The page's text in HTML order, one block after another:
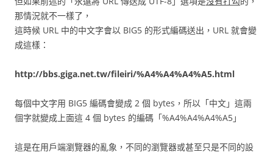
那情況就不一樣了，
這時候 URL 中的中文字會以 BIG5 的形式編碼送出，URL 就會變
成這樣：
http://bbs.giga.net.tw/fileiri/%A4%A4%A4%A5.html
每個中文字用 BIG5 編碼會變成 2 個 bytes，所以「中文」這兩
個字就變成上面這 4 個 bytes 的編碼「%A4%A4%A4%A5」
這是在用戶端瀏覽器的亂象，不同的瀏覽器或甚至只是不同的設